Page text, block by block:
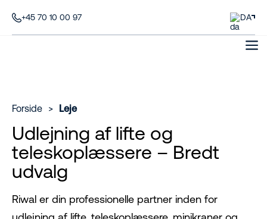
+45 70 10 00 97 DA
Forside > Leje
Udlejning af lifte og
teleskoplæssere – Bredt
udvalg
Riwal er din professionelle partner inden for